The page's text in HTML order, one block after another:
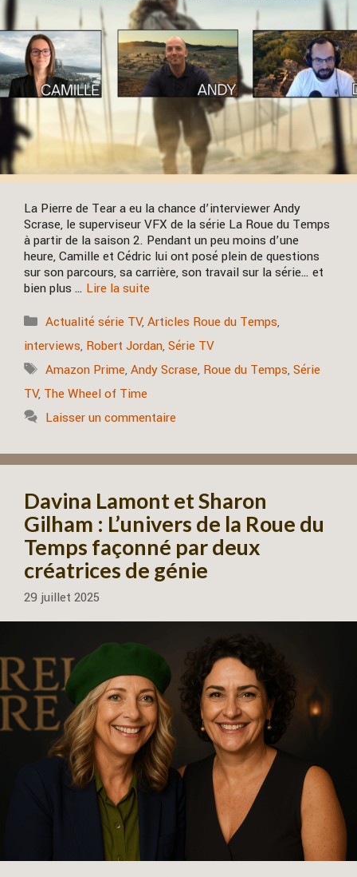
La Pierre de Tear a eu la chance d’interviewer Andy
Scrase, le superviseur VFX de la série La Roue du Temps
à partir de la saison 2. Pendant un peu moins d’une
heure, Camille et Cédric lui ont posé plein de questions
sur son parcours, sa carrière, son travail sur la série… et
bien plus … Lire la suite
Catégories
Actualité série TV,Articles Roue du Temps,
interviews, Robert Jordan, Série TV
Étiquettes
Amazon Prime,Andy Scrase, Roue du Temps,Série
TV, The Wheel of Time
Laisser un commentaire
Davina Lamont et Sharon
Gilham : L’univers de la Roue du
Temps façonné par deux
créatrices de génie
29 juillet 2025